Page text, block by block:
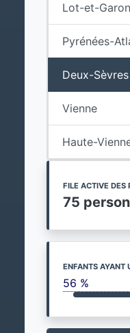
Lot-et-
Pyrénées-
Deux-Sèvres
Vienne
Haute-
FILE ACTIVE DES
75
ENFANTS AYANT
56 %